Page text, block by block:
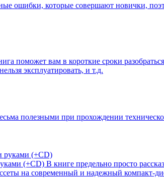
ошибки, которые совершают новички,
поможет вам в короткие сроки
эксплуатировать, и т.д.
полезными при прохождении
(+CD) В книге предельно просто
на современный и надежный компакт-